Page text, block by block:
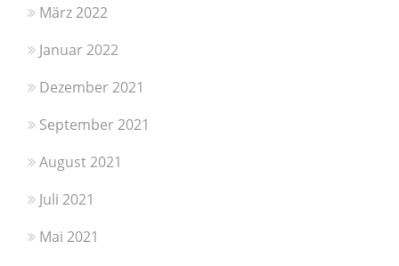
März 2022
Januar 2022
Dezember 2021
September 2021
August 2021
Juli 2021
Mai 2021